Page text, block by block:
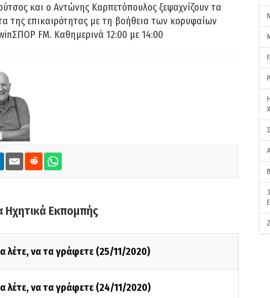
και ο Αντώνης Καρπετόπουλος ξεψαχνίζουν τα
της επικαιρότητας με τη βοήθεια των κορυφαίων
FM. Καθημερινά 12:00 με 14:00
Ηχητικά Εκπομπής
λέτε, να τα γράφετε (25/11/2020)
λέτε, να τα γράφετε (24/11/2020)